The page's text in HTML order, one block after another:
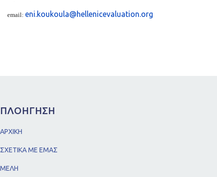
email: eni.koukoula@hellenicevaluation.org
ΠΛΟΗΓΗΣΗ
ΑΡΧΙΚΗ
ΣΧΕΤΙΚΑ ΜΕ ΕΜΑΣ
ΜΕΛΗ